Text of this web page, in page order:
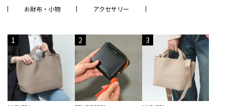
お財布・小物
アクセサリー
1 2 3